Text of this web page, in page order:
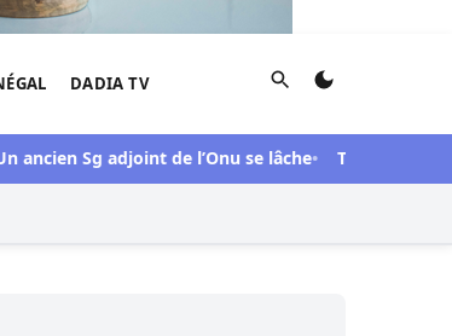
DADIA TV Rechercher
Sg adjoint de l’Onu se lâche Tribunal :